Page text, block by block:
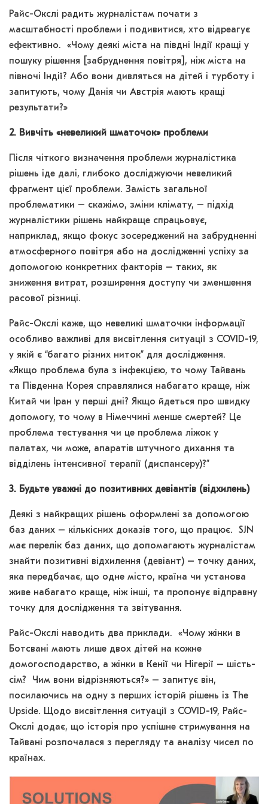
Райс-Окслі радить журналістам почати з
масштабності проблеми і подивитися, хто відреагує
ефективно. «Чому деякі міста на півдні Індії кращі у
пошуку рішення [забруднення повітря], ніж міста на
півночі Індії? Або вони дивляться на дітей і турботу і
запитують, чому Данія чи Австрія мають кращі
результати?»
2. Вивчіть «невеликий шматочок» проблеми
Після чіткого визначення проблеми журналістика
рішень іде далі, глибоко досліджуючи невеликий
фрагмент цієї проблеми. Замість загальної
проблематики – скажімо, зміни клімату, – підхід
журналістики рішень найкраще спрацьовує,
наприклад, якщо фокус зосереджений на забрудненні
атмосферного повітря або на дослідженні успіху за
допомогою конкретних факторів – таких, як
зниження витрат, розширення доступу чи зменшення
расової різниці.
Райс-Окслі каже, що невеликі шматочки інформації
особливо важливі для висвітлення ситуації з COVID-19,
у якій є “багато різних ниток” для дослідження.
«Якщо проблема була з інфекцією, то чому Тайвань
та Південна Корея справлялися набагато краще, ніж
Китай чи Іран у перші дні? Якщо йдеться про швидку
допомогу, то чому в Німеччині менше смертей? Це
проблема тестування чи це проблема ліжок у
палатах, чи може, апаратів штучного дихання та
відділень інтенсивної терапії (диспансеру)?”
3. Будьте уважні до позитивних девіантів (відхилень)
Деякі з найкращих рішень оформлені за допомогою
баз даних – кількісних доказів того, що працює. SJN
має перелік баз даних, що допомагають журналістам
знайти позитивні відхилення (девіант) – точку даних,
яка передбачає, що одне місто, країна чи установа
живе набагато краще, ніж інші, та пропонує відправну
точку для дослідження та звітування.
Райс-Окслі наводить два приклади. «Чому жінки в
Ботсвані мають лише двох дітей на кожне
домогосподарство, а жінки в Кенії чи Нігерії – шість-
сім? Чим вони відрізняються?» – запитує він,
посилаючись на одну з перших історій рішень із The
Upside. Щодо висвітлення ситуації з COVID-19, Райс-
Окслі додає, що історія про успішне стримування на
Тайвані розпочалася з перегляду та аналізу чисел по
країнах.